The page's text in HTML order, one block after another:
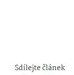
Sdílejte článek